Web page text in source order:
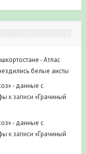
- Атлас
белые аисты
- данные с
к записи «Грачиный
- данные с
к записи «Грачиный